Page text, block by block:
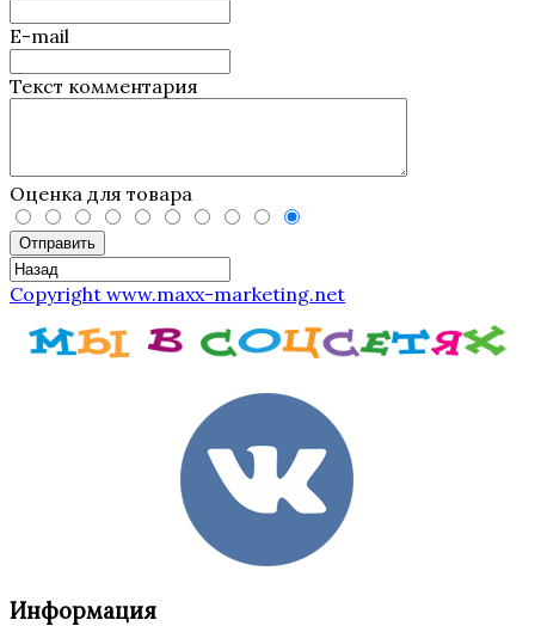
E-mail
Текст комментария
Оценка для товара
Отправить
Copyright www.maxx-marketing.net
Информация